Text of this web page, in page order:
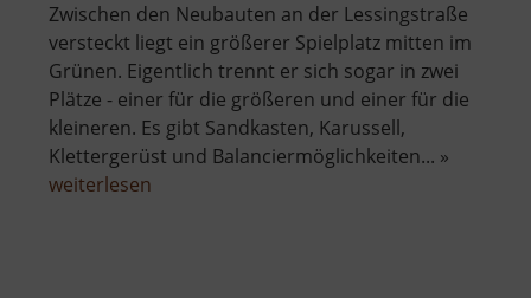
Zwischen den Neubauten an der Lessingstraße
versteckt liegt ein größerer Spielplatz mitten im
Grünen. Eigentlich trennt er sich sogar in zwei
Plätze - einer für die größeren und einer für die
kleineren. Es gibt Sandkasten, Karussell,
Klettergerüst und Balanciermöglichkeiten... »
weiterlesen